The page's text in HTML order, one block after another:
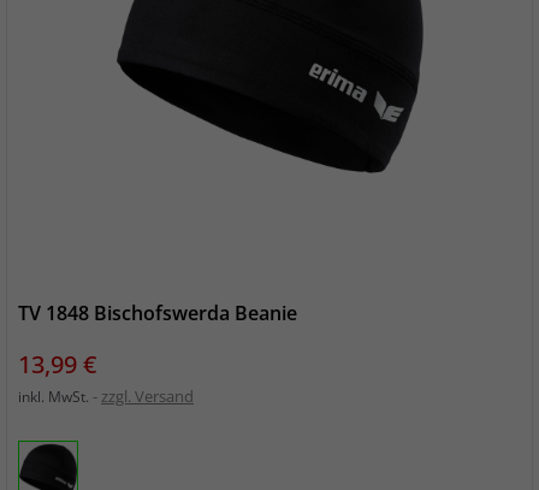
TV 1848 Bischofswerda Beanie
Preis
13,99 €
inkl. MwSt. zzgl. Versand